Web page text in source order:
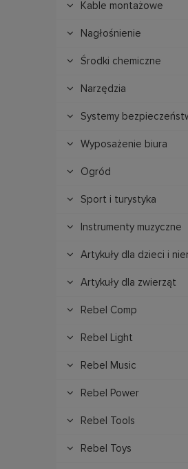
Kable montażowe
Nagłośnienie
Środki chemiczne
Narzędzia
Systemy
Wyposażenie biura
Ogród
Sport i turystyka
Instrumenty muzyczne
Artykuły dla dzieci i
Artykuły dla zwierząt
Rebel Comp
Rebel Light
Rebel Music
Rebel Power
Rebel Tools
Rebel Toys